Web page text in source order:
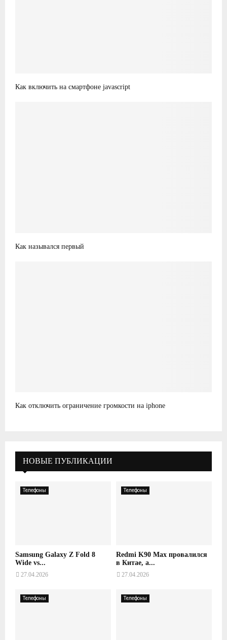
Как включить на смартфоне javascript
Как назывался первый
Как отключить ограничение громкости на iphone
НОВЫЕ ПУБЛИКАЦИИ
Телефоны
Samsung Galaxy Z Fold 8
Wide vs...
27.04.2026
Телефоны
Redmi K90 Max провалился
в Китае, а...
27.04.2026
Телефоны Телефоны